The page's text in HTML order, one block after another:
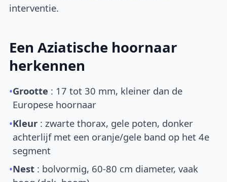
interventie.
Een Aziatische hoornaar
herkennen
•Grootte : 17 tot 30 mm, kleiner dan de
Europese hoornaar
•Kleur : zwarte thorax, gele poten, donker
achterlijf met een oranje/gele band op het 4e
segment
•Nest : bolvormig, 60-80 cm diameter, vaak